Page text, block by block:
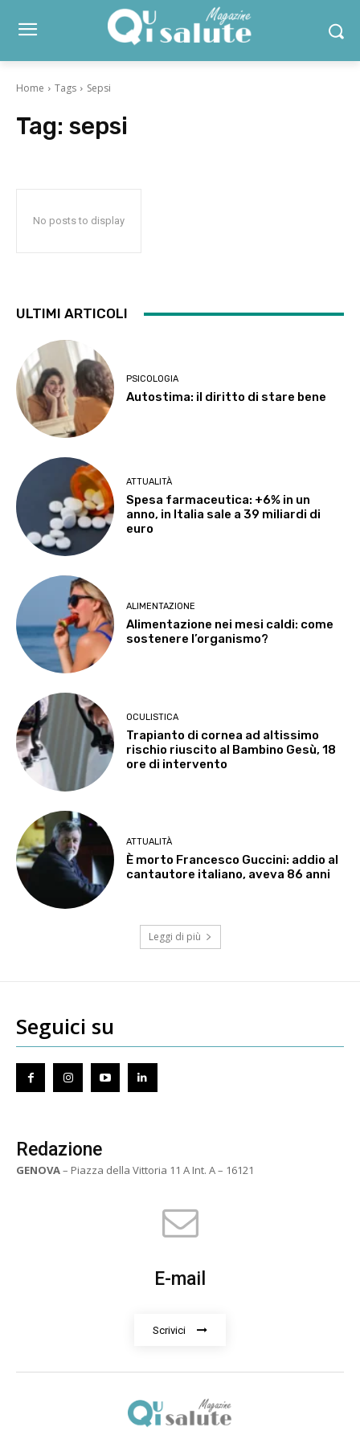
Home Tags Sepsi
Tag: sepsi
No posts to display
ULTIMI ARTICOLI
PSICOLOGIA
Autostima: il diritto di stare bene
ATTUALITÀ
Spesa farmaceutica: +6% in un
anno, in Italia sale a 39 miliardi di
euro
ALIMENTAZIONE
Alimentazione nei mesi caldi: come
sostenere l’organismo?
OCULISTICA
Trapianto di cornea ad altissimo
rischio riuscito al Bambino Gesù, 18
ore di intervento
ATTUALITÀ
È morto Francesco Guccini: addio al
cantautore italiano, aveva 86 anni
Leggi di più
Seguici su
Redazione
GENOVA– Piazza della Vittoria 11 A Int. A – 16121
E-mail
Scrivici